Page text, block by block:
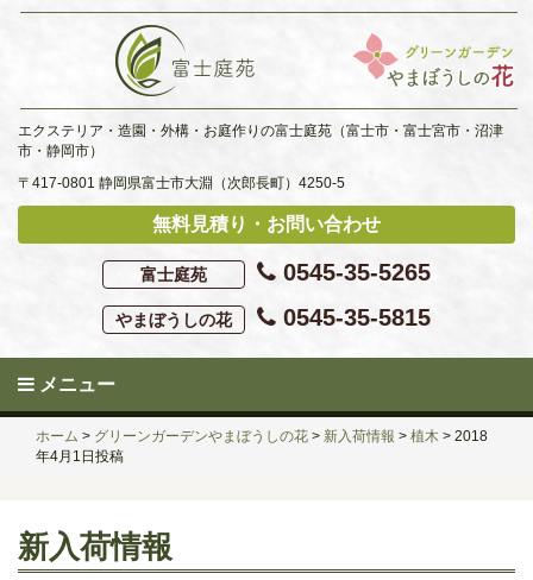
Skip
エクステリア・造園・外構・お庭作りの富士庭苑（富士市・富士宮市・沼津
市・静岡市）
〒417-0801 静岡県富士市大淵（次郎長町）4250-5
無料見積り・お問い合わせ
富士庭苑 0545-35-5265
やまぼうしの花 0545-35-5815
メニュー
ホーム > グリーンガーデンやまぼうしの花 > 新入荷情報 > 植木 > 2018
年4月1日投稿
新入荷情報